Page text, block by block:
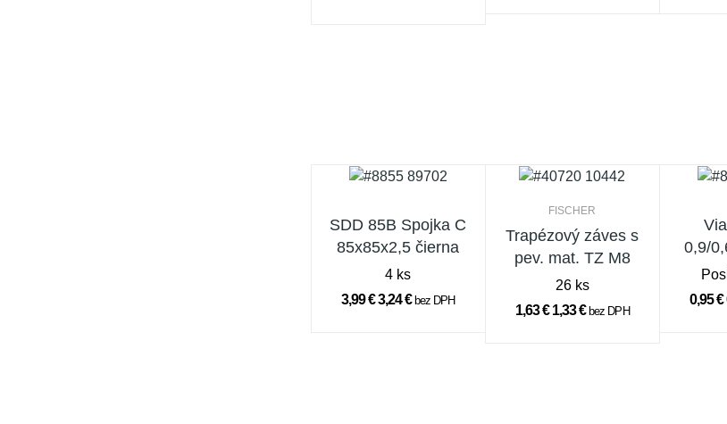
SDD 85B Spojka C
85x85x2,5 čierna
4 ks
3,99 €3,24 €bez DPH
FISCHER
Trapézový záves s
pev. mat. TZ M8
26 ks
1,63 €1,33 €bez DPH
0,9/
0,95 €